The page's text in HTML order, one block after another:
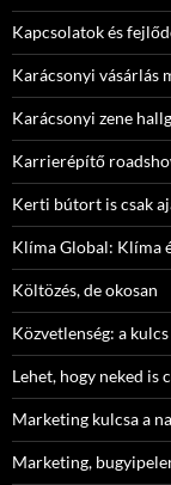
Kapcsolatok és
Karácsonyi vásárlás
Karácsonyi zene
Karrierépítő
Kerti bútort is csak
Klíma Global: Klíma
Költözés, de okosan
Közvetlenség: a
Lehet, hogy neked is
Marketing kulcsa a
Marketing,